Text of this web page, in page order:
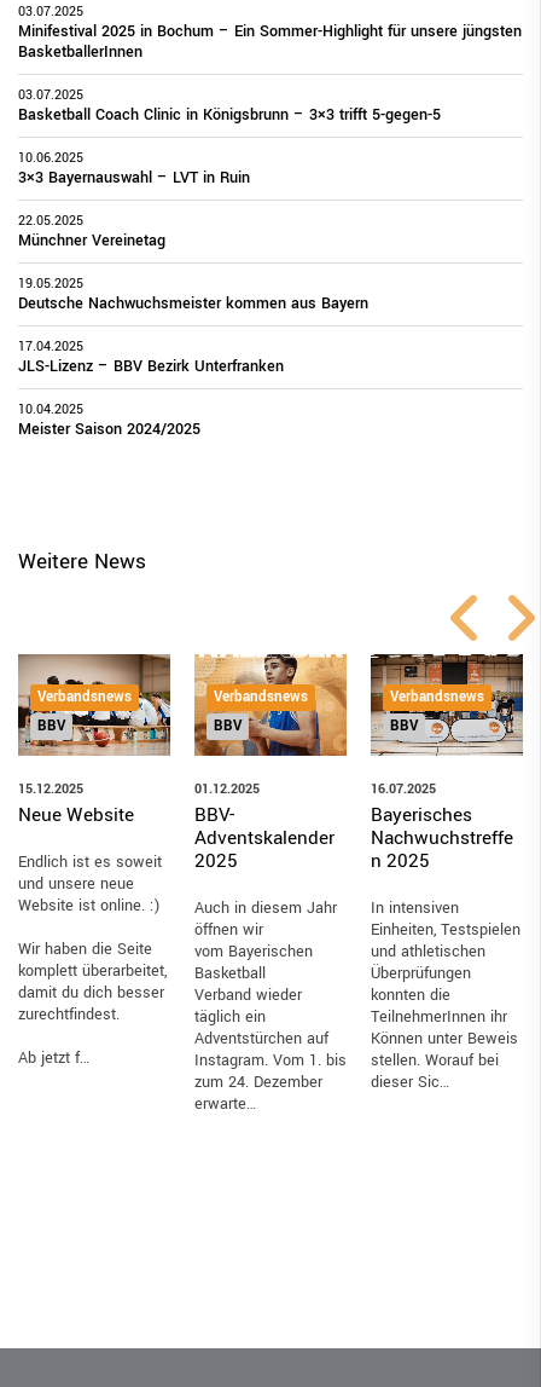
03.07.2025
Minifestival 2025 in Bochum – Ein Sommer-Highlight für unsere jüngsten
BasketballerInnen
03.07.2025
Basketball Coach Clinic in Königsbrunn – 3×3 trifft 5-gegen-5
10.06.2025
3×3 Bayernauswahl – LVT in Ruin
22.05.2025
Münchner Vereinetag
19.05.2025
Deutsche Nachwuchsmeister kommen aus Bayern
17.04.2025
JLS-Lizenz – BBV Bezirk Unterfranken
10.04.2025
Meister Saison 2024/2025
Weitere News
Verbandsnews
BBV
15.12.2025
Neue Website
Endlich ist es soweit
und unsere neue
Website ist online. :)
Wir haben die Seite
komplett überarbeitet,
damit du dich besser
zurechtfindest.
Ab jetzt f…
Verbandsnews
BBV
01.12.2025
BBV-
Adventskalender
2025
Auch in diesem Jahr
öffnen wir
vom Bayerischen
Basketball
Verband wieder
täglich ein
Adventstürchen auf
Instagram. Vom 1. bis
zum 24. Dezember
erwarte…
Verbandsnews
BBV
16.07.2025
Bayerisches
Nachwuchstreffe
n 2025
In intensiven
Einheiten, Testspielen
und athletischen
Überprüfungen
konnten die
TeilnehmerInnen ihr
Können unter Beweis
stellen. Worauf bei
dieser Sic…